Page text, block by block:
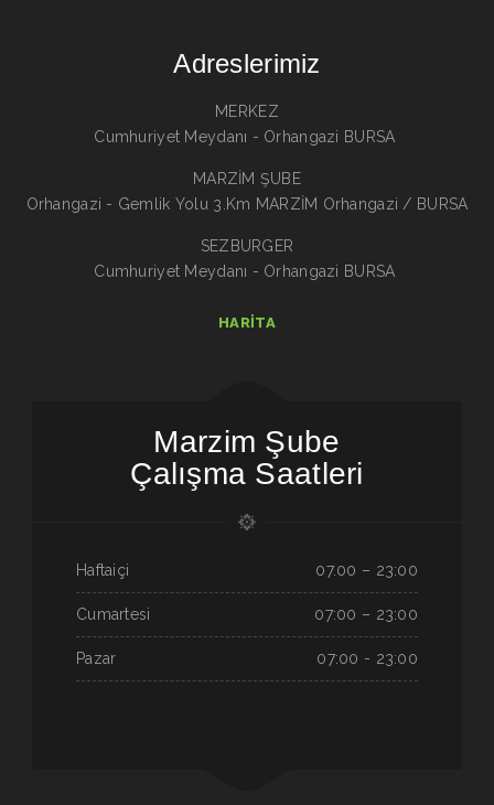
Adreslerimiz
MERKEZ
Cumhuriyet Meydanı - Orhangazi BURSA
MARZİM ŞUBE
Orhangazi - Gemlik Yolu 3.Km MARZİM Orhangazi / BURSA
SEZBURGER
Cumhuriyet Meydanı - Orhangazi BURSA
HARITA
Marzim Şube
Çalışma Saatleri
Haftaiçi 07.00 – 23:00
Cumartesi 07:00 – 23:00
Pazar 07:00 - 23:00